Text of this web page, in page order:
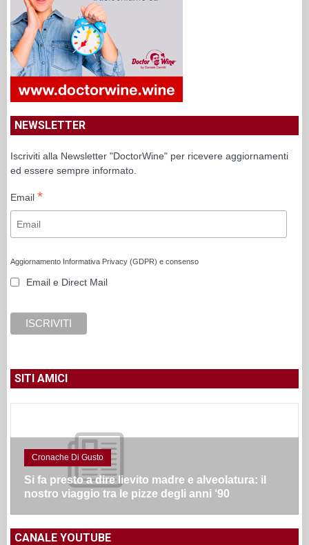
NEWSLETTER
Iscriviti alla Newsletter "DoctorWine" per ricevere aggiornamenti
ed essere sempre informato.
Email *
Aggiornamento Informativa Privacy (GDPR) e consenso
Email e Direct Mail
SITI AMICI
Cronache Di Gusto
Si fa presto a dire lievito madre e alveolatura: il
nostro viaggio tra le pizze degli anni ‘90
CANALE YOUTUBE